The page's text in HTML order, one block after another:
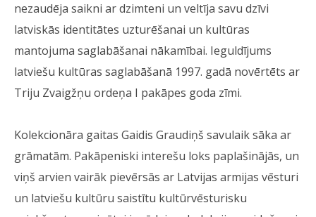
nezaudēja saikni ar dzimteni un veltīja savu dzīvi
latviskās identitātes uzturēšanai un kultūras
mantojuma saglabāšanai nākamībai. Ieguldījums
latviešu kultūras saglabāšanā 1997. gadā novērtēts ar
Triju Zvaigžņu ordeņa I pakāpes goda zīmi.
Kolekcionāra gaitas Gaidis Graudiņš savulaik sāka ar
grāmatām. Pakāpeniski interešu loks paplašinājās, un
viņš arvien vairāk pievērsās ar Latvijas armijas vēsturi
un latviešu kultūru saistītu kultūrvēsturisku